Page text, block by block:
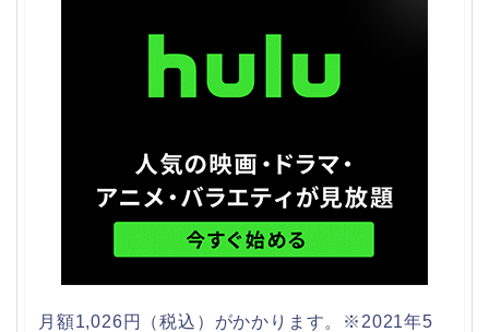
月額1,026円（税込）がかかります。※2021年5